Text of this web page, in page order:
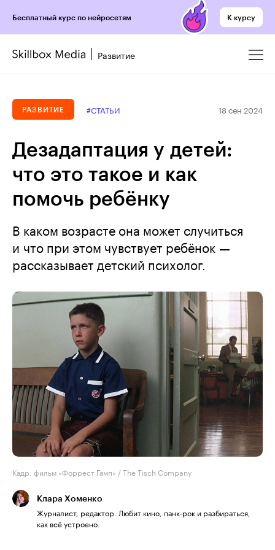
Бесплатный курс по нейросетям К курсу
Развитие
РАЗВИТИЕ #СТАТЬИ 18 сен 2024
Дезадаптация у детей:
что это такое и как
помочь ребёнку
В каком возрасте она может случиться
и что при этом чувствует ребёнок —
рассказывает детский психолог.
Кадр: фильм «Форрест Гамп» / The Tisch Company
Клара Хоменко
Журналист, редактор. Любит кино, панк-рок и разбираться,
как всё устроено.